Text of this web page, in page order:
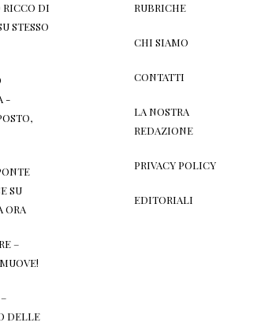
RICCO DI
STESSO
-
SU
ORA
–
DELLE
RUBRICHE
CHI SIAMO
CONTATTI
LA NOSTRA
REDAZIONE
PRIVACY POLICY
EDITORIALI